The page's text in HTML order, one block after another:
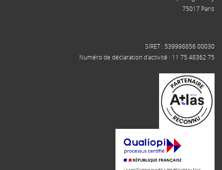
75017 Paris
SIRET : 539998856 00030
Numéro de déclaration d'activité : 11 75 48362 75